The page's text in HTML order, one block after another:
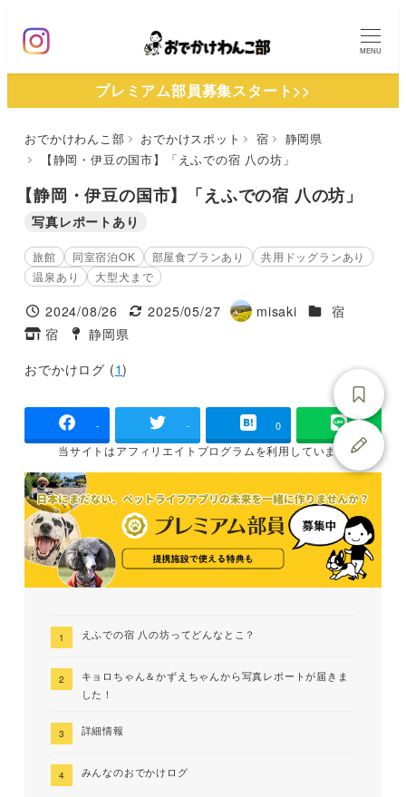
ン
MENU
プレミアム部員募集スタート>>
おでかけわんこ部 おでかけスポット 宿
静岡県
【静岡・伊豆の国市】「えふでの宿 八の坊」
【静岡・伊豆の国市】「えふでの宿 八の坊」
写真レポートあり
旅館 同室宿泊OK 部屋食プランあり
共用ドッグランあり
温泉あり
大型犬まで
投稿日
2024/08/26
更新日
2025/05/27
著
misaki 施設ジャンル
宿
タグ
宿
タグ
静岡県
おでかけログ (1)
- - 0
当サイトはアフィリエイトプログラムを利用しています
えふでの宿 八の坊ってどんなとこ？
キョロちゃん＆かずえちゃんから写真レポートが届きま
した！
詳細情報
みんなのおでかけログ